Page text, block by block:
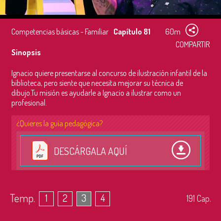
Competencias básicas - Familiar Capítulo 81
60m
COMPARTIR
Sinopsis
Ignacio quiere presentarse al concurso de ilustración infantil de la
biblioteca, pero siente que necesita mejorar su técnica de
dibujo.Tu misión es ayudarle a Ignacio a ilustrar como un
profesional.
¿Quieres la guía pedagógica?
DESCÁRGALA AQUÍ
Temp. 1 2 3 4 191 Cap.